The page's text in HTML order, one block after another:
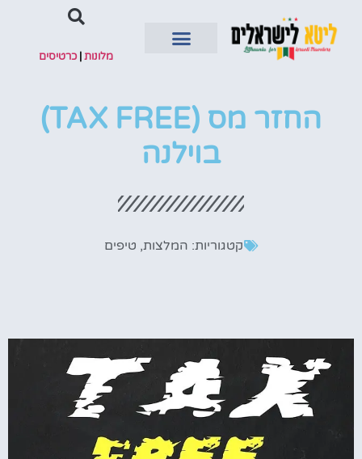
מלונות|כרטיסים
החזר מס (TAX FREE)
בוילנה
קטגוריות: המלצות, טיפים